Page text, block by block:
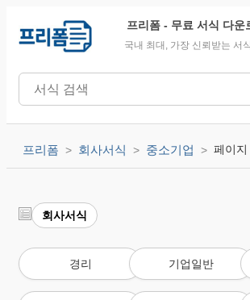
프리폼 - 무료 서식 다운
국내 최대, 가장 신뢰받는 서
프리폼 회사서식 중소기업 페이지
회사서식
경리 기업일반